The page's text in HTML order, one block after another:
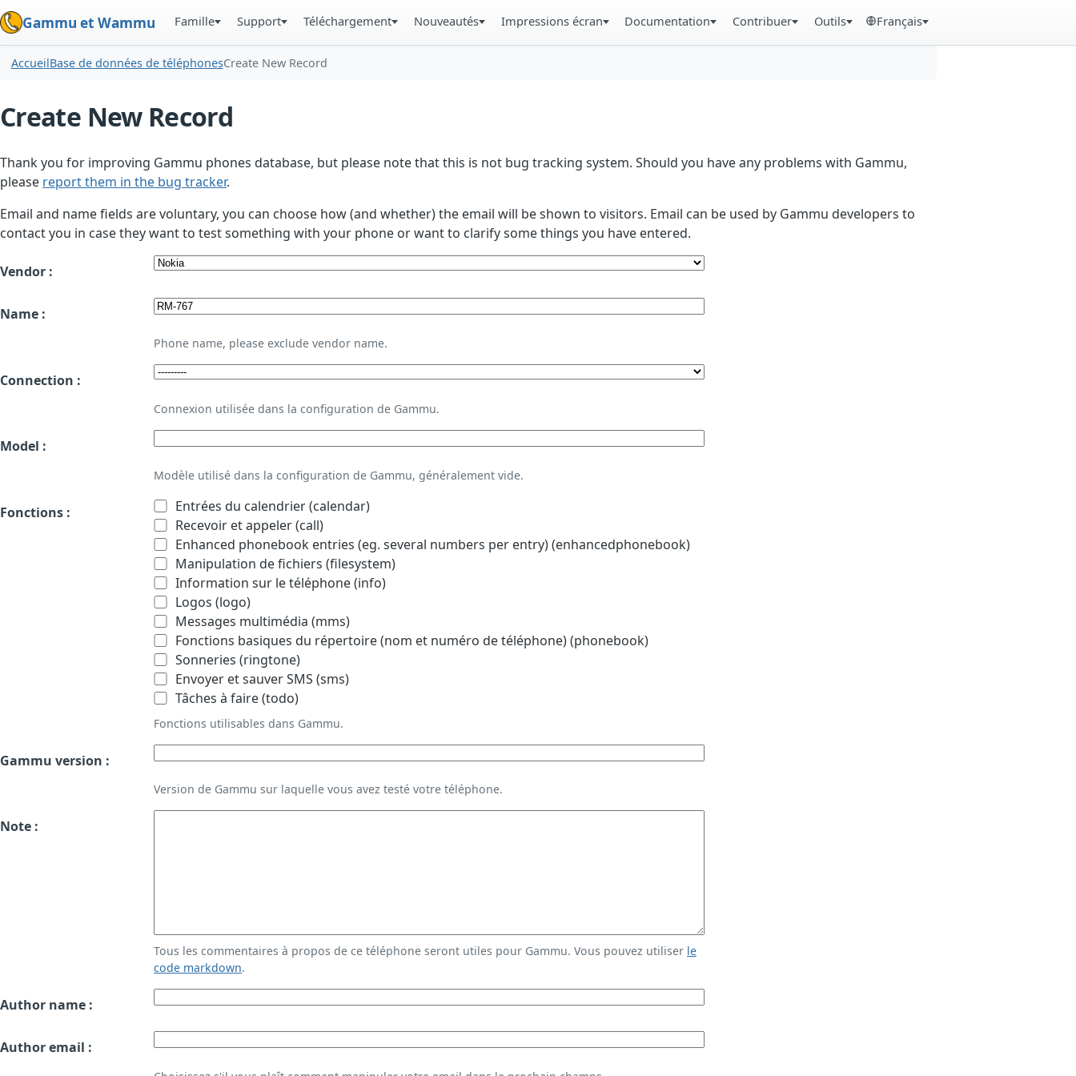
Gammu et Wammu Famille Support Téléchargement Nouveautés Impressions écran Documentation Contribuer Outils Français
AccueilBase de données de téléphonesCreate New Record
Create New Record
Thank you for improving Gammu phones database, but please note that this is not bug tracking system. Should you have any problems with Gammu,
please report them in the bug tracker.
Email and name fields are voluntary, you can choose how (and whether) the email will be shown to visitors. Email can be used by Gammu developers to
contact you in case they want to test something with your phone or want to clarify some things you have entered.
Vendor :
Name :
Phone name, please exclude vendor name.
Connection :
Connexion utilisée dans la configuration de Gammu.
Model :
Modèle utilisé dans la configuration de Gammu, généralement vide.
Fonctions :
Entrées du calendrier (calendar)
Recevoir et appeler (call)
Enhanced phonebook entries (eg. several numbers per entry) (enhancedphonebook)
Manipulation de fichiers (filesystem)
Information sur le téléphone (info)
Logos (logo)
Messages multimédia (mms)
Fonctions basiques du répertoire (nom et numéro de téléphone) (phonebook)
Sonneries (ringtone)
Envoyer et sauver SMS (sms)
Tâches à faire (todo)
Fonctions utilisables dans Gammu.
Gammu version :
Version de Gammu sur laquelle vous avez testé votre téléphone.
Note :
Tous les commentaires à propos de ce téléphone seront utiles pour Gammu. Vous pouvez utiliser le
code markdown.
Author name :
Author email :